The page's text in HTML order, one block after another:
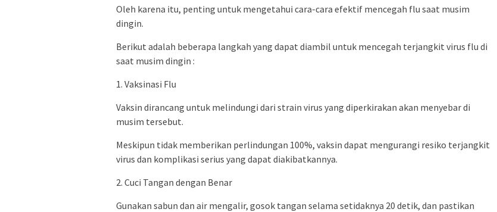
Oleh karena itu, penting untuk mengetahui cara-cara efektif mencegah flu saat musim
dingin.
Berikut adalah beberapa langkah yang dapat diambil untuk mencegah terjangkit virus flu di
saat musim dingin :
1. Vaksinasi Flu
Vaksin dirancang untuk melindungi dari strain virus yang diperkirakan akan menyebar di
musim tersebut.
Meskipun tidak memberikan perlindungan 100%, vaksin dapat mengurangi resiko terjangkit
virus dan komplikasi serius yang dapat diakibatkannya.
2. Cuci Tangan dengan Benar
Gunakan sabun dan air mengalir, gosok tangan selama setidaknya 20 detik, dan pastikan